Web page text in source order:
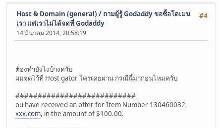
#4
Host & Domain (general) / ถามผู้รู้ Godaddy ขอซื้อโดเมน
เรา แต่เราไม่ได้จดที่ Godaddy
14 มีนาคม 2014, 20:58:19
ต้องทำยังไงบ้างครับ
ผมจดไว้ที่ Host gator ใครเคยผ่าน กรณีนี้มาก่อนไหมครับ
###########################
ou have received an offer for Item Number 130460032,
xxx.com, in the amount of $100.00.